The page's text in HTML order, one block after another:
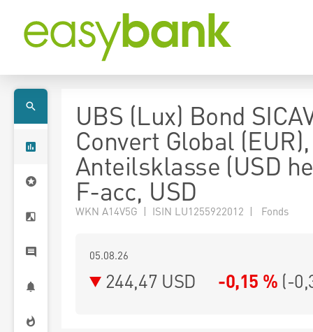
UBS (Lux) Bond
Convert Global (EUR),
Anteilsklasse (USD
F-acc, USD
WKN A14V5G | ISIN LU1255922012 | Fonds
05.08.26
244,47 USD -0,15 % (-